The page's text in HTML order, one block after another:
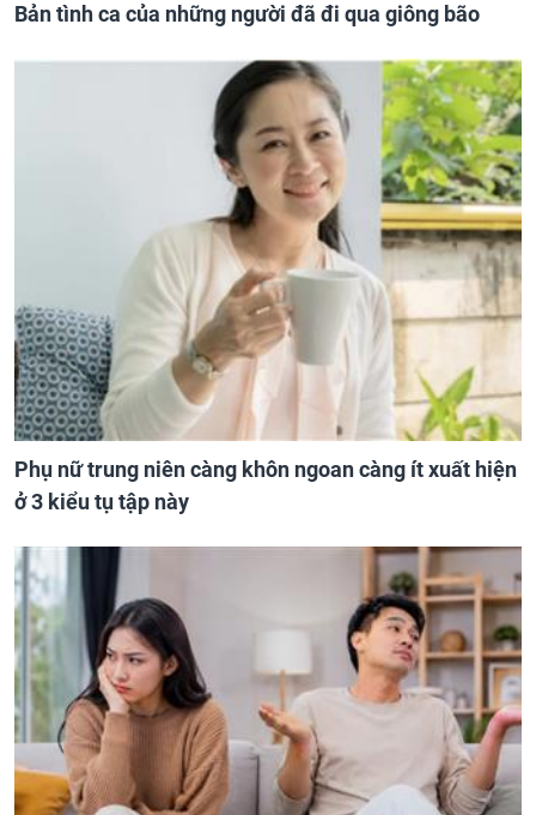
Bản tình ca của những người đã đi qua giông bão
Phụ nữ trung niên càng khôn ngoan càng ít xuất hiện
ở 3 kiểu tụ tập này